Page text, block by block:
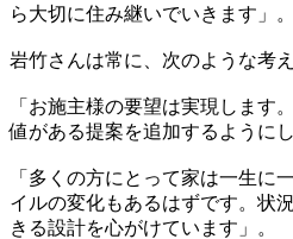
ら大切に住み継いでいきます」。
岩竹さんは常に、次のような考
「お施主様の要望は実現します
値がある提案を追加するように
「多くの方にとって家は一生に
イルの変化もあるはずです。状
きる設計を心がけています」。